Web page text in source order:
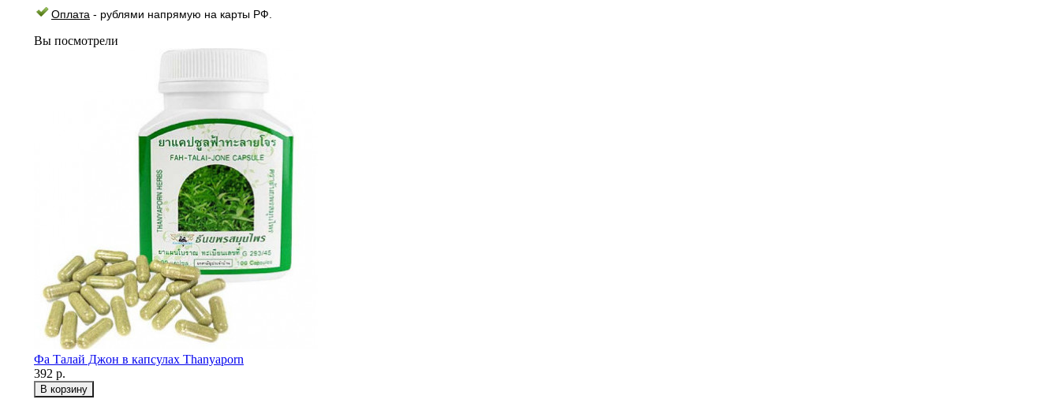
Оплата - рублями напрямую на карты РФ.
Вы посмотрели
Фа Талай Джон в капсулах Thanyaporn
392 р.